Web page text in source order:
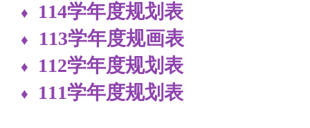
♦ 114学年度规划表
♦ 113学年度规画表
♦ 112学年度规划表
♦ 111学年度规划表